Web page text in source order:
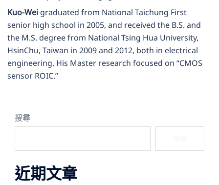
Kuo-Wei graduated from National Taichung First
senior high school in 2005, and received the B.S. and
the M.S. degree from National Tsing Hua University,
HsinChu, Taiwan in 2009 and 2012, both in electrical
engineering. His Master research focused on “CMOS
sensor ROIC.”
搜尋
近期文章